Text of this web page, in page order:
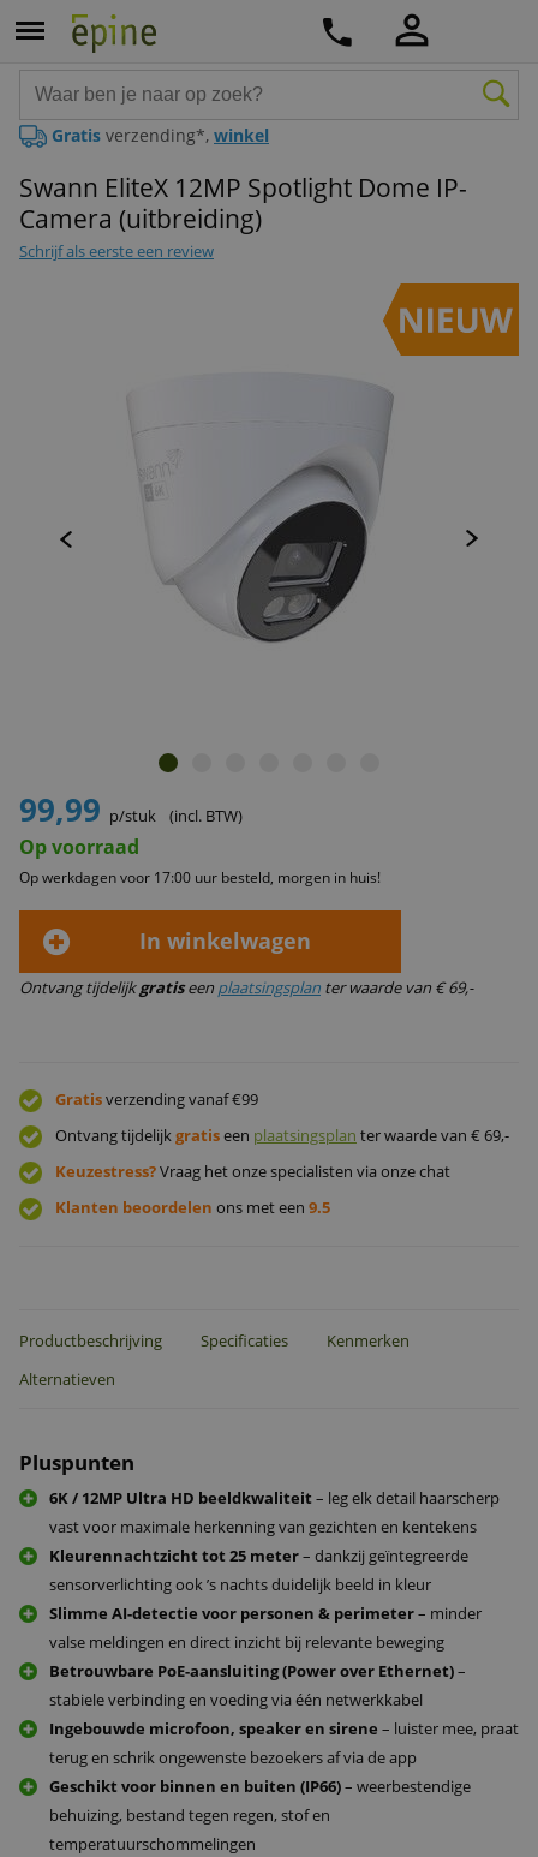
Gratis verzending*, winkel
Swann EliteX 12MP Spotlight Dome IP-
Camera (uitbreiding)
Schrijf als eerste een review
99,99 p/stuk (incl. BTW)
Op voorraad
Op werkdagen voor 17:00 uur besteld, morgen in huis!
In winkelwagen
Ontvang tijdelijkgratiseen plaatsingsplan ter waarde van € 69,-
Gratisverzending vanaf €99
Ontvang tijdelijkgratiseen plaatsingsplan ter waarde van € 69,-
Keuzestress?Vraag het onze specialisten via onze chat
Klanten beoordelen ons met een 9.5
Productbeschrijving Specificaties
Kenmerken
Alternatieven
Pluspunten
6K / 12MP Ultra HD beeldkwaliteit – leg elk detail haarscherp
vast voor maximale herkenning van gezichten en kentekens
Kleurennachtzicht tot 25 meter– dankzij geïntegreerde
sensorverlichting ook ’s nachts duidelijk beeld in kleur
Slimme AI-detectie voor personen & perimeter– minder
valse meldingen en direct inzicht bij relevante beweging
Betrouwbare PoE-aansluiting (Power over Ethernet)–
stabiele verbinding en voeding via één netwerkkabel
Ingebouwde microfoon, speaker en sirene – luister mee, praat
terug en schrik ongewenste bezoekers af via de app
Geschikt voor binnen en buiten (IP66)– weerbestendige
behuizing, bestand tegen regen, stof en
temperatuurschommelingen